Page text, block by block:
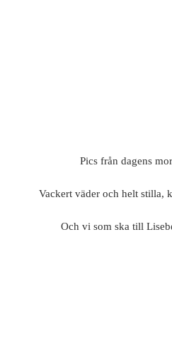
Pics från dagens
Vackert väder och helt stilla,
Och vi som ska till